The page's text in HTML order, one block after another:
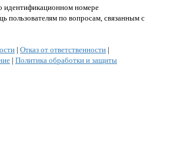
номере
пользователям по вопросам, связанным с
| Отказ от ответственности |
| Политика обработки и защиты